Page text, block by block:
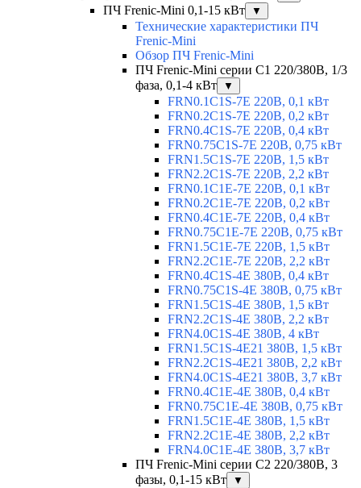
ПЧ Frenic-Mini 0,1-15 кВт ▼
Технические характеристики ПЧ
Frenic-Mini
Обзор ПЧ Frenic-Mini
ПЧ Frenic-Mini серии C1 220/380В, 1/3
фаза, 0,1-4 кВт
▼
FRN0.1C1S-7E 220В, 0,1 кВт
FRN0.2C1S-7E 220В, 0,2 кВт
FRN0.4C1S-7E 220В, 0,4 кВт
FRN0.75C1S-7E 220В, 0,75 кВт
FRN1.5C1S-7E 220В, 1,5 кВт
FRN2.2C1S-7E 220В, 2,2 кВт
FRN0.1C1E-7E 220В, 0,1 кВт
FRN0.2C1E-7E 220В, 0,2 кВт
FRN0.4C1E-7E 220В, 0,4 кВт
FRN0.75C1E-7E 220В, 0,75 кВт
FRN1.5C1E-7E 220В, 1,5 кВт
FRN2.2C1E-7E 220В, 2,2 кВт
FRN0.4C1S-4E 380В, 0,4 кВт
FRN0.75C1S-4E 380В, 0,75 кВт
FRN1.5C1S-4E 380В, 1,5 кВт
FRN2.2C1S-4E 380В, 2,2 кВт
FRN4.0C1S-4E 380В, 4 кВт
FRN1.5C1S-4E21 380В, 1,5 кВт
FRN2.2C1S-4E21 380В, 2,2 кВт
FRN4.0C1S-4E21 380В, 3,7 кВт
FRN0.4C1E-4E 380В, 0,4 кВт
FRN0.75C1E-4E 380В, 0,75 кВт
FRN1.5C1E-4E 380В, 1,5 кВт
FRN2.2C1E-4E 380В, 2,2 кВт
FRN4.0C1E-4E 380В, 3,7 кВт
ПЧ Frenic-Mini серии С2 220/380В, 3
фазы, 0,1-15 кВт
▼